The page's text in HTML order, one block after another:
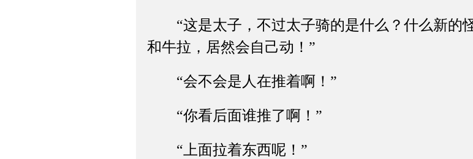
“这是太子，不过太子骑的是什么？什么新的
和牛拉，居然会自己动！”
“会不会是人在推着啊！”
“你看后面谁推了啊！”
“上面拉着东西呢！”